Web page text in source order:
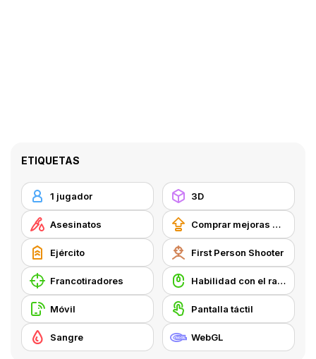
ETIQUETAS
1 jugador 3D
Asesinatos Comprar mejoras de equipamiento
Ejército First Person Shooter
Francotiradores Habilidad con el ratón
Móvil Pantalla táctil
Sangre WebGL